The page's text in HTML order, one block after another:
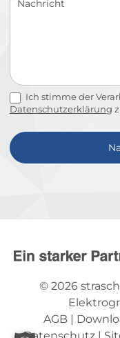
Ich stimme der
Datenschutzerklärung
© 2026
AGB |